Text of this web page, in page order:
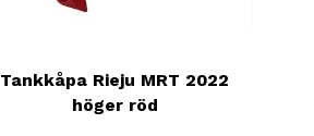
Tankkåpa Rieju MRT 2022
höger röd